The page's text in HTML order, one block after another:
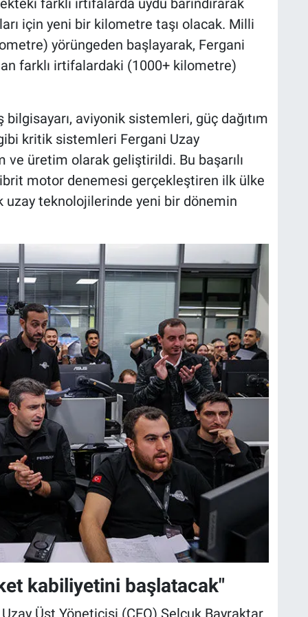
farklı irtifalarda uydu barındırarak
için yeni bir kilometre taşı olacak. Milli
yörüngeden başlayarak, Fergani
farklı irtifalardaki (1000+ kilometre)
bilgisayarı, aviyonik sistemleri, güç dağıtım
kritik sistemleri Fergani Uzay
ve üretim olarak geliştirildi. Bu başarılı
motor denemesi gerçekleştiren ilk ülke
teknolojilerinde yeni bir dönemin
kabiliyetini başlatacak"
Üst Yöneticisi (CEO) Selçuk Bayraktar